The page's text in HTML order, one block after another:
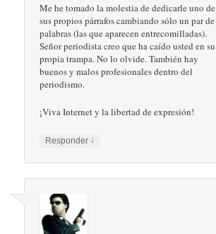
Me he tomado la molestia de dedicarle uno de
sus propios párrafos cambiando sólo un par de
palabras (las que aparecen entrecomilladas).
Señor periodista creo que ha caído usted en su
propia trampa. No lo olvide. También hay
buenos y malos profesionales dentro del
periodismo.
¡Viva Internet y la libertad de expresión!
Responder ↓